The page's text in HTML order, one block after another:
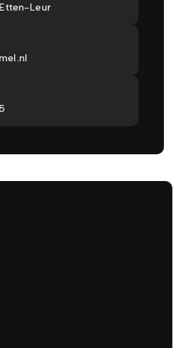
Leur